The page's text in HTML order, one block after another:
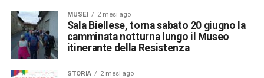
MUSEI 2 mesi ago
Sala Biellese, torna sabato 20 giugno la
camminata notturna lungo il Museo
itinerante della Resistenza
STORIA 2 mesi ago